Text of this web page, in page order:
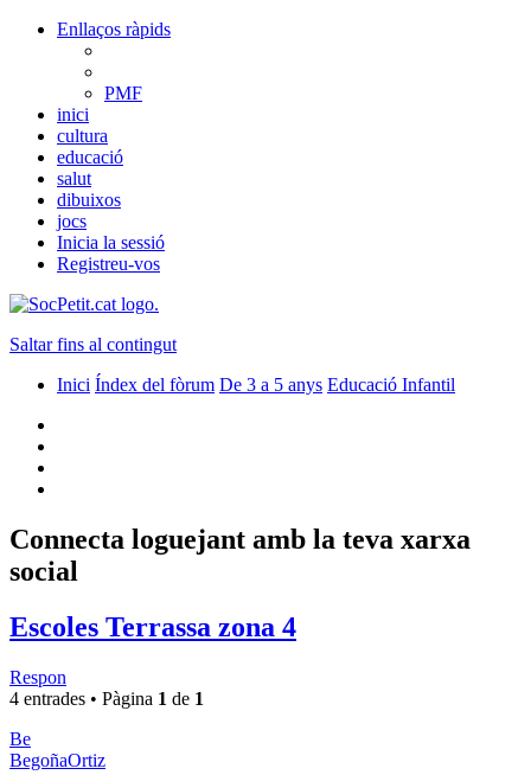
Enllaços ràpids
PMF
inici
cultura
educació
salut
dibuixos
jocs
Inicia la sessió
Registreu-vos
Saltar fins al contingut
Inici Índex del fòrum De 3 a 5 anys Educació Infantil
Connecta loguejant amb la teva xarxa
social
Escoles Terrassa zona 4
Respon
4 entrades • Pàgina 1 de 1
Be
BegoñaOrtiz